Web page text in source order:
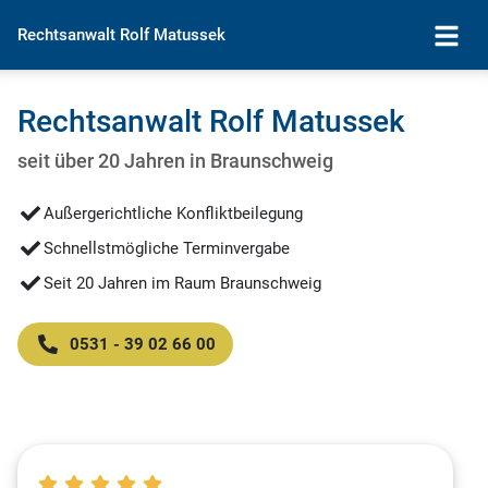
Rechtsanwalt Rolf Matussek
Rechtsanwalt Rolf Matussek
seit über 20 Jahren in Braunschweig
Außergerichtliche Konfliktbeilegung
Schnellstmögliche Terminvergabe
Seit 20 Jahren im Raum Braunschweig
0531 - 39 02 66 00